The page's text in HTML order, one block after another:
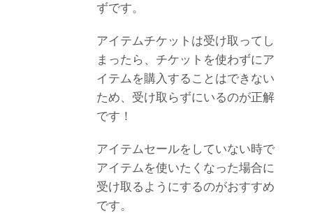
ずです。
アイテムチケットは受け取ってし
まったら、チケットを使わずにア
イテムを購入することはできない
ため、受け取らずにいるのが正解
です！
アイテムセールをしていない時で
アイテムを使いたくなった場合に
受け取るようにするのがおすすめ
です。